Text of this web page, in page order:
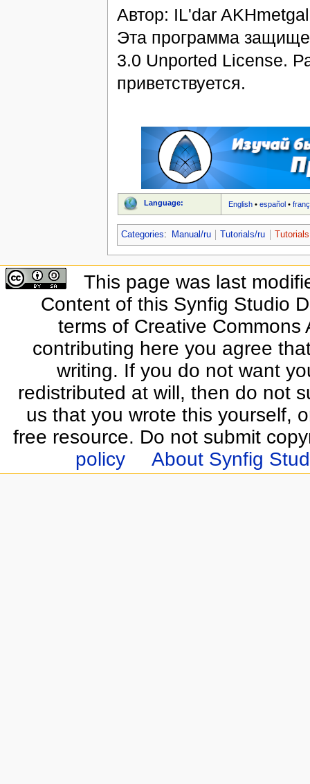
Автор: IL'dar
Эта программа
3.0 Unported License.
приветствуется.
Language: English •español •
Categories: Manual/ru Tutorials/ru
This page was last
Content of this Synfig Studio
terms of Creative
contributing here you agree
writing. If you do not want
redistributed at will, then do not
us that you wrote this yourself,
free resource. Do not submit
policy
About Synfig